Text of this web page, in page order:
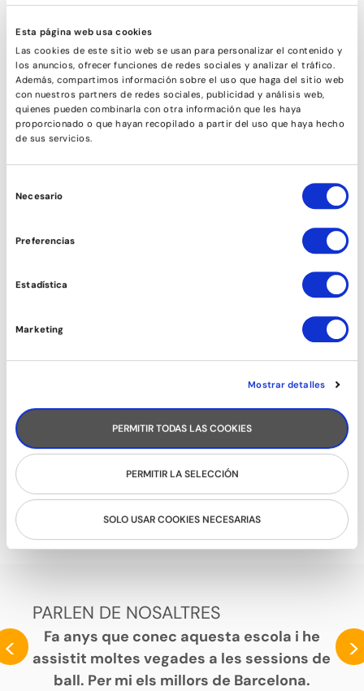
Esta página web usa cookies
Las cookies de este sitio web se usan para personalizar el contenido y
los anuncios, ofrecer funciones de redes sociales y analizar el tráfico.
Además, compartimos información sobre el uso que haga del sitio web
con nuestros partners de redes sociales, publicidad y análisis web,
quienes pueden combinarla con otra información que les haya
proporcionado o que hayan recopilado a partir del uso que haya hecho
de sus servicios.
de
Necesario
Preferencias
Estadística
Marketing
Mostrar detalles
PERMITIR TODAS LAS COOKIES
PERMITIR LA SELECCIÓN
SOLO USAR COOKIES NECESARIAS
BALLFITNESS
PARLEN DE NOSALTRES
<
Fa anys que conec aquesta escola i he
assistit moltes vegades a les sessions de
ball. Per mi els millors de Barcelona.
>